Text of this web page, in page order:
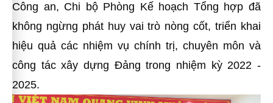
Công an, Chi bộ Phòng Kế hoạch Tổng hợp đã
không ngừng phát huy vai trò nòng cốt, triển khai
hiệu quả các nhiệm vụ chính trị, chuyên môn và
công tác xây dựng Đảng trong nhiệm kỳ 2022 -
2025.